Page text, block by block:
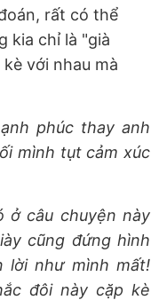
rất có thể
kia chỉ là "già
với nhau mà
phúc thay anh
mình tụt cảm xúc
ở câu chuyện này
cũng đứng hình
lời như mình mất!
đôi này cặp kè